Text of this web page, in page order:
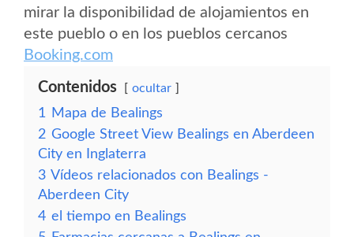
mirar la disponibilidad de alojamientos en
este pueblo o en los pueblos cercanos
Booking.com
Contenidos ocultar
1
Mapa de Bealings
2 Google Street View Bealings en Aberdeen
City en Inglaterra
3 Vídeos relacionados con Bealings -
Aberdeen City
4 el tiempo en Bealings